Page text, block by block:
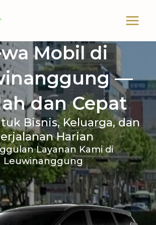
Mobil di
—
dan Cepat
Bisnis, Keluarga, dan
Harian
Layanan Kami di
Leuwinanggung